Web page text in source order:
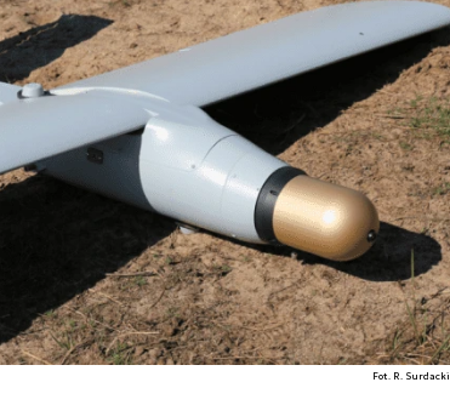
Fot. R. Surdacki.